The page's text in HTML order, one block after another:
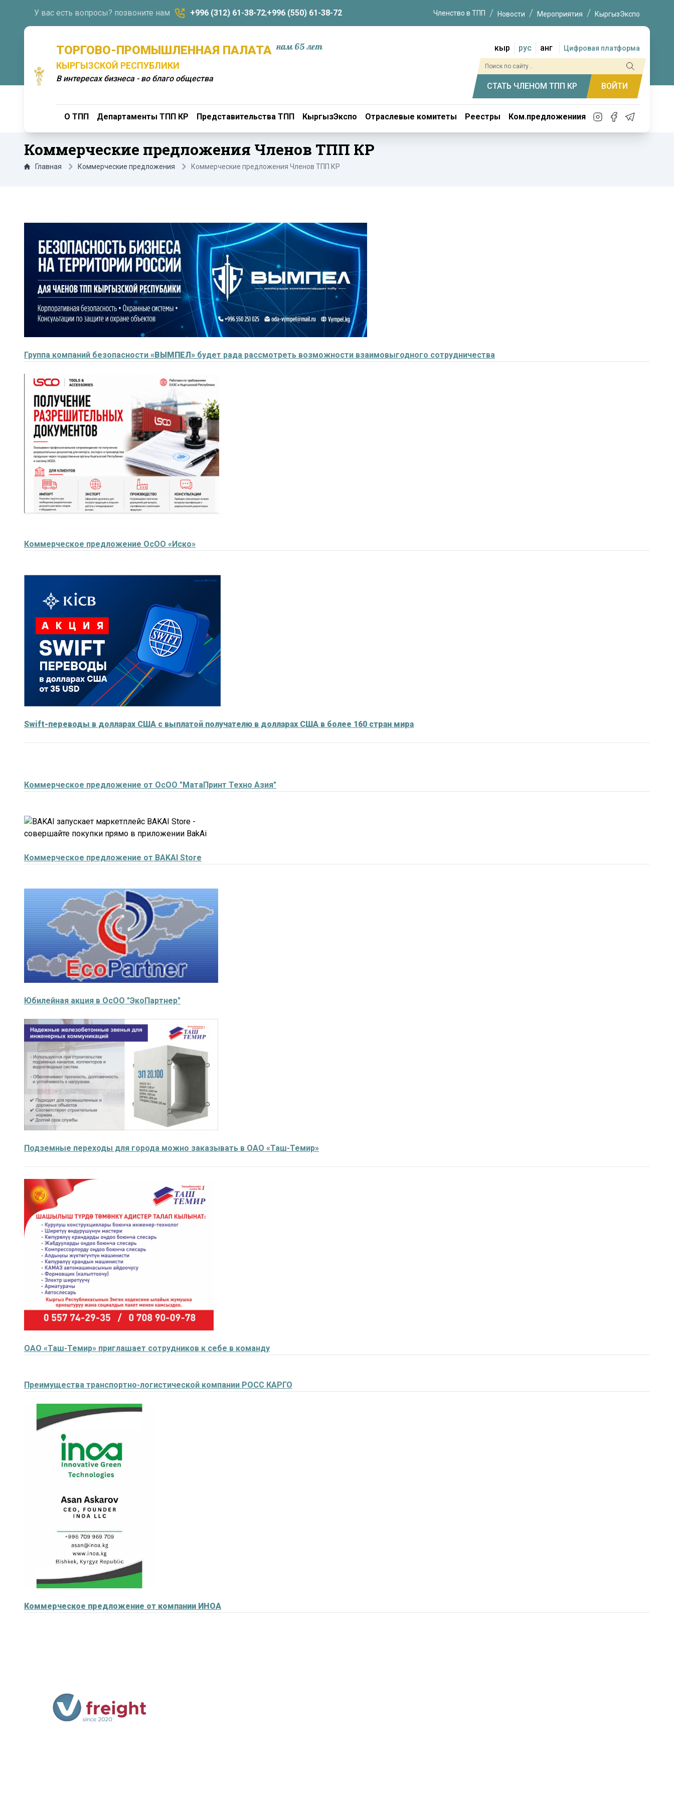
У вас есть вопросы? позвоните нам +996 (312) 61-38-72;+996 (550) 61-38-72 Членство в ТПП Новости Мероприятия КыргызЭкспо
ТОРГОВО-ПРОМЫШЛЕННАЯ ПАЛАТА нам 65 лет
КЫРГЫЗСКОЙ РЕСПУБЛИКИ
В интересах бизнеса - во благо общества
кыр рус анг Цифровая платформа
СТАТЬ ЧЛЕНОМ ТПП КР ВОЙТИ
О ТПП Департаменты ТПП КР Представительства ТПП КыргызЭкспо Отраслевые комитеты Реестры Ком.предложениия
Коммерческие предложения Членов ТПП КР
Главная Коммерческие предложения Коммерческие предложения Членов ТПП КР
Группа компаний безопасности «ВЫМПЕЛ» будет рада рассмотреть возможности взаимовыгодного сотрудничества
Коммерческое предложение ОсОО «Иско»
Swift-переводы в долларах США с выплатой получателю в долларах США в более 160 стран мира
Коммерческое предложение от ОсОО "МатаПринт Техно Азия"
Коммерческое предложение от BAKAI Store
Юбилейная акция в ОсОО "ЭкоПартнер"
Подземные переходы для города можно заказывать в ОАО «Таш-Темир»
ОАО «Таш-Темир» приглашает сотрудников к себе в команду
Преимущества транспортно-логистической компании РОСС КАРГО
Коммерческое предложение от компании ИНОА